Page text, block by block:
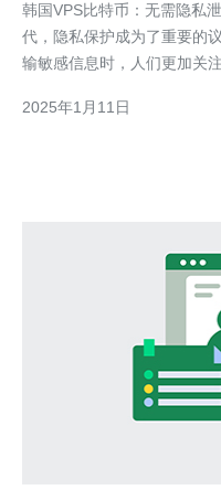
韩国VPS比特币：无需隐私泄露，您
代，隐私保护成为了重要的
输敏感信息时，人们更加关
Server）提供商开始接受比
2025年1月11日